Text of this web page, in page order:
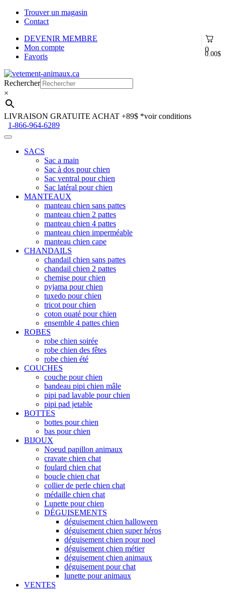
Trouver un magasin
Contact
0
0.00$
DEVENIR MEMBRE
Mon compte
Favoris
Aller
à
la
navigation
Aller
au
contenu
Rechercher
×
LIVRAISON GRATUITE ACHAT +89$ *voir conditions
1-866-964-6289
SACS
Sac a main
Sac à dos pour chien
Sac ventral pour chien
Sac latéral pour chien
MANTEAUX
manteau chien sans pattes
manteau chien 2 pattes
manteau chien 4 pattes
manteau chien imperméable
manteau chien cape
CHANDAILS
chandail chien sans pattes
chandail chien 2 pattes
chemise pour chien
pyjama pour chien
tuxedo pour chien
tricot pour chien
coton ouaté pour chien
ensemble 4 pattes chien
ROBES
robe chien soirée
robe chien des fêtes
robe chien été
COUCHES
couche pour chien
bandeau pipi chien mâle
pipi pad lavable pour chien
pipi pad jetable
BOTTES
bottes pour chien
bas pour chien
BIJOUX
Noeud papillon animaux
cravate chien chat
foulard chien chat
boucle chien chat
collier de perle chien chat
médaille chien chat
Lunette pour chien
DÉGUISEMENTS
déguisement chien halloween
déguisement chien super héros
déguisement chien pour noel
déguisement chien métier
déguisement chien animaux
déguisement pour chat
lunette pour animaux
VENTES